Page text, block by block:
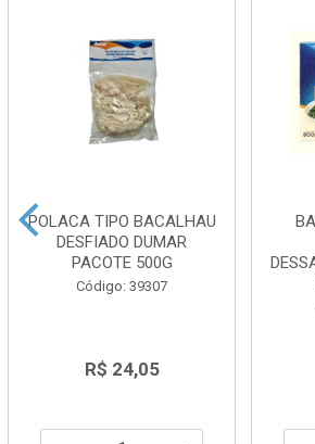
POLACA TIPO BACALHAU
DESFIADO DUMAR
PACOTE 500G
Código: 39307
R$ 24,05